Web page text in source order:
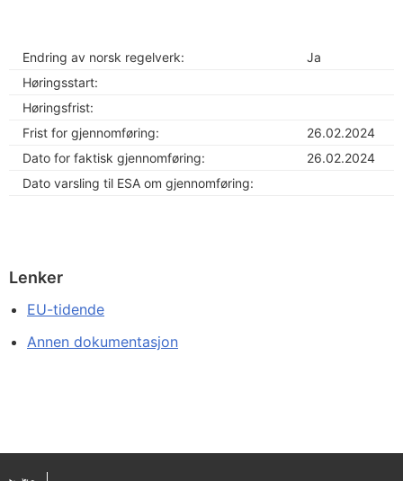
Endring av norsk regelverk:
Ja
Høringsstart:
Høringsfrist:
Frist for gjennomføring:
26.02.2024
Dato for faktisk gjennomføring:
26.02.2024
Dato varsling til ESA om gjennomføring:
Lenker
EU-tidende
Annen dokumentasjon